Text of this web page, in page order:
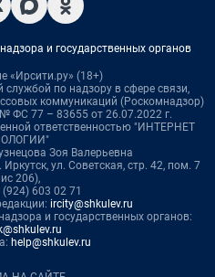
и государственных органов
«Ирсити.ру» (18+)
по надзору в сфере связи,
коммуникаций (Роскомнадзор)
ФС 77 – 83655 от 26.07.2022 г.
ответственностью "ИНТЕРНЕТ
Зоя Валерьевна
ул. Советская, стр. 42, пом. 7
206),
603 02 71
ircity@shkulev.ru
и государственных органов:
help@shkulev.ru